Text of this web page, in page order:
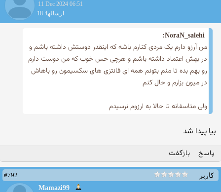
11 Dec 2024 06:51
ارسالها: 18
NoraN_salehi:
من آرزو دارم یک مردی کنارم باشه که اینقدر دوستش داشته باشم و
در بهش اعتماد داشته باشم و هرچی حس خوب که من دوست دارم
رو بهم بده تا منم بتونم همه ای فانتزی های سکسیمون رو باهاش
در میون بزارم و حال کنم
ولی متاسفانه تا حالا به ارزوم نرسیدم
بیا پیدا شد
پاسخ بازگفت
کاربر
#792
Mamazi99